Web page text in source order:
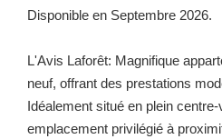
Disponible en Septembre 2026.
L'Avis Laforêt: Magnifique
neuf, offrant des prestations
Idéalement situé en plein
emplacement privilégié à